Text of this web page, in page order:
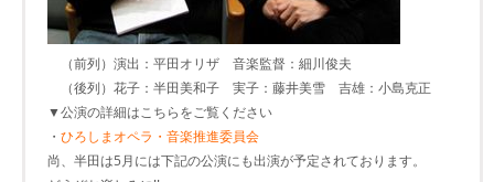
（前列）演出：平田オリザ 音楽監督：細川俊夫
（後列）花子：半田美和子 実子：藤井美雪 吉雄：小島克正
▼公演の詳細はこちらをご覧ください
・ ひろしまオペラ・音楽推進委員会
尚、半田は5月には下記の公演にも出演が予定されております。